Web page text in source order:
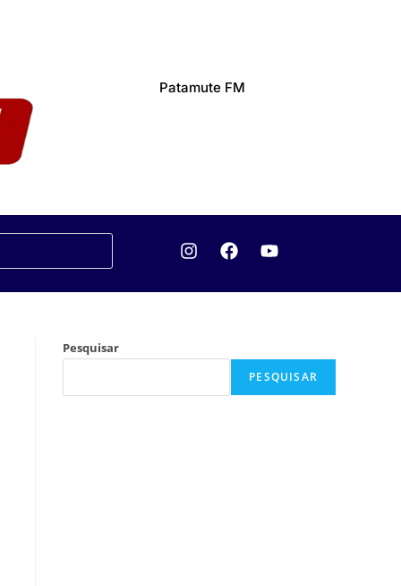
Patamute FM
Pesquisar
PESQUISAR